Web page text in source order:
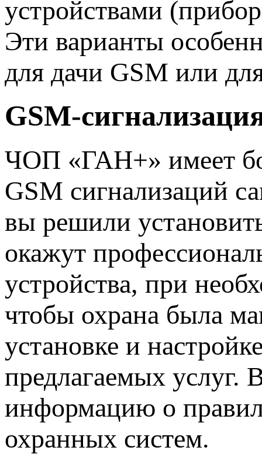
устройствами
Эти варианты
для дачи GSM или
GSM-
ЧОП «ГАН+» имеет
GSM сигнализаций
вы решили
окажут
устройства, при
чтобы охрана была
установке и
предлагаемых
информацию о
охранных систем.